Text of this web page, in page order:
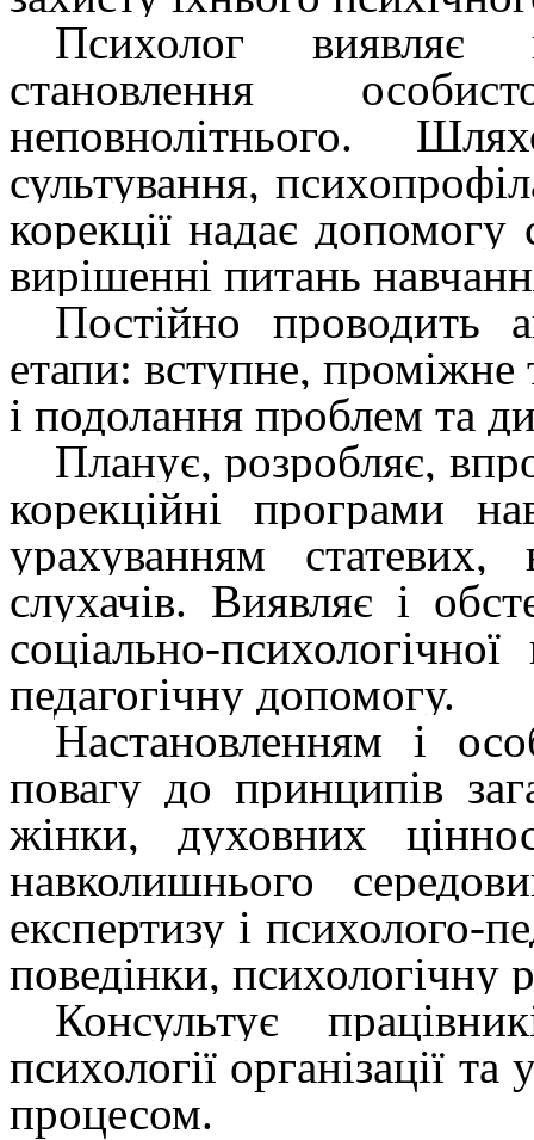
Психолог
становлення
неповнолітнього.
сультування,
корекції надає
вирішенні питань
Постійно проводить
етапи: вступне,
і подолання проблем та
Планує, розробляє,
корекційні програми
урахуванням статевих,
слухачів. Виявляє і
соціально-
педагогічну до­помогу.
Настановленням і
повагу до прин­ципів
жінки, ду­ховних
навко­лишнього
експертизу і психолого-
поведінки, психологічну
Консультує
психології організації
процесом.